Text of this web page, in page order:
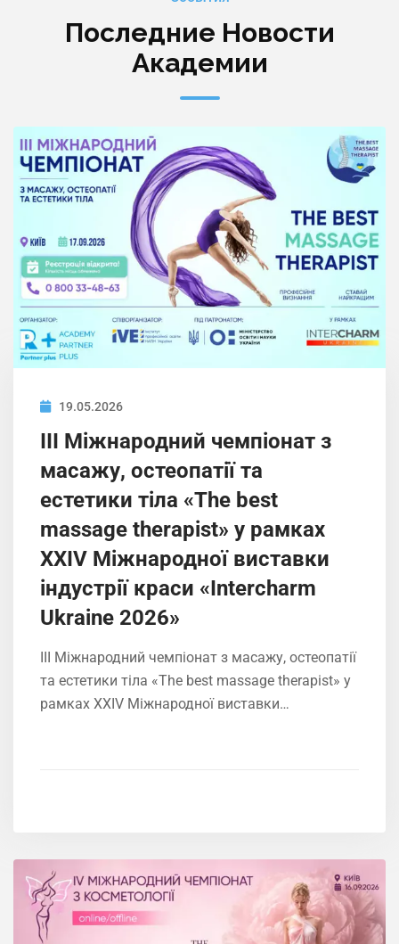
Последние Новости
Академии
19.05.2026
ІIІ Міжнародний чемпіонат з
масажу, остеопатії та
естетики тіла «The best
massage therapist» у рамках
XXIV Міжнародної виставки
індустрії краси «Intercharm
Ukrainе 2026»
ІIІ Міжнародний чемпіонат з масажу, остеопатії
та естетики тіла «The best massage therapist» у
рамках XXIV Міжнародної виставки…